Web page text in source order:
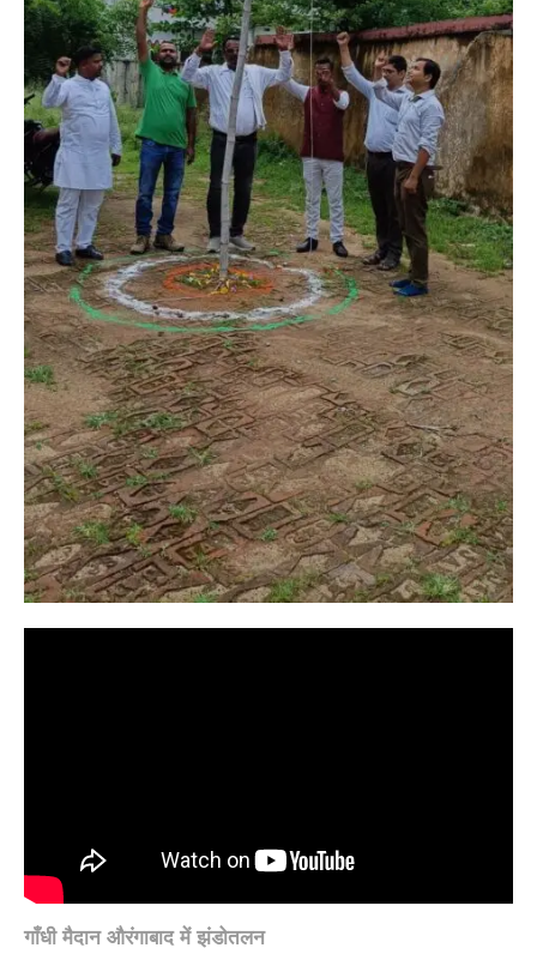
गाँधी मैदान औरंगाबाद में झंडोतलन